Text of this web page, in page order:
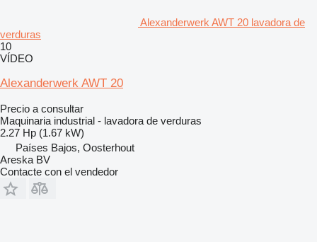
Alexanderwerk AWT 20 lavadora de
verduras
10
VÍDEO
Alexanderwerk AWT 20
Precio a consultar
Maquinaria industrial - lavadora de verduras
2.27 Hp (1.67 kW)
Países Bajos, Oosterhout
Areska BV
Contacte con el vendedor